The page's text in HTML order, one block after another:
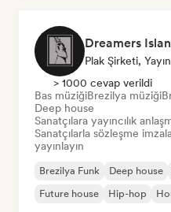
Dreamers
Plak Şirketi,
> 1000 cevap verildi
Bas müziğiBrezilya müziği
Deep house
Sanatçılara yayıncılık
Sanatçılarla sözleşme
yayınlayın
Brezilya Funk Deep house
Future house
Hip-hop